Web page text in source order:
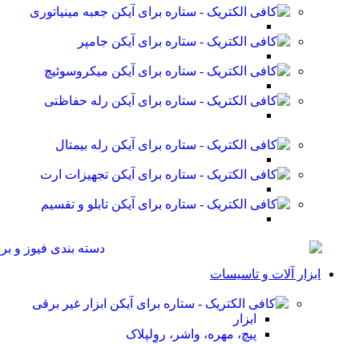
جعبه مینیاتوری
جامپر
میکروسوئیچ
رله حفاظتی
رله بیمتال
تجهیزات ارت
تابلو و تقسیم
ابزار آلات و تاسیسات
ابزار غیر برقی
ابزار
پیچ، مهره، واشر، رولپلاک